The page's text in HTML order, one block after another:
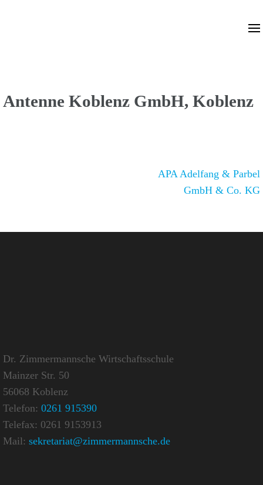
Antenne Koblenz GmbH, Koblenz
APA Adel­fang & Parbel
GmbH & Co. KG
Dr. Zimmermannsche Wirtschaftsschule
Mainzer Str. 50
56068 Koblenz
Telefon: 0261 915390
Telefax: 0261 9153913
Mail: sekretariat@zimmermannsche.de